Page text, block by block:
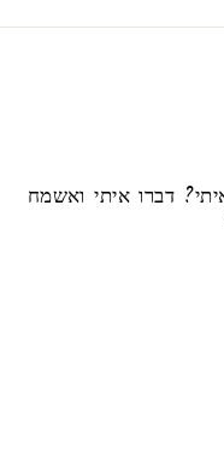
דברו איתי ואשמח